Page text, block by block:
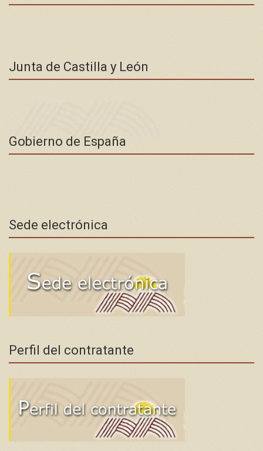
Junta de Castilla y León
Gobierno de España
Sede electrónica
Perfil del contratante